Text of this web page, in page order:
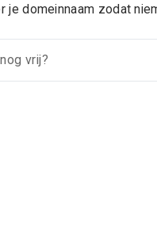
je domeinnaam zodat